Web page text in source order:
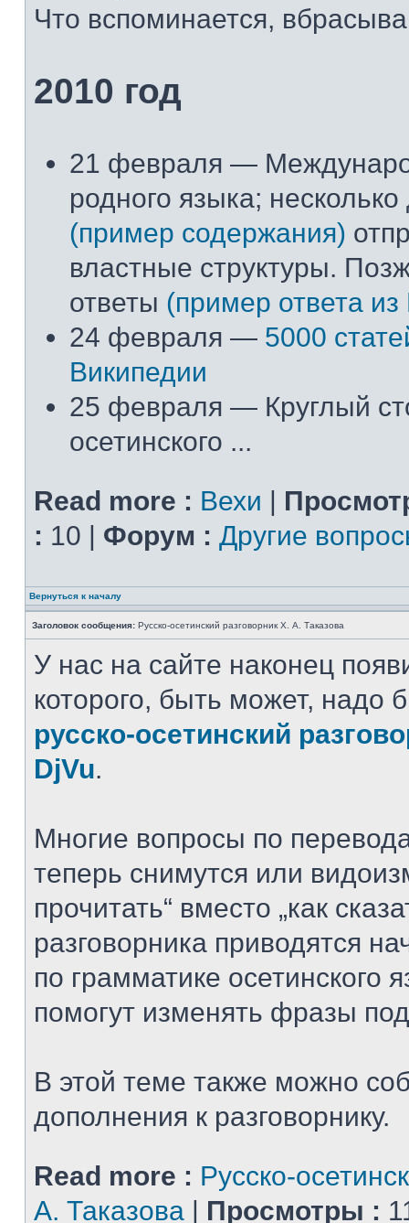
Что вспоминается,
2010 год
21 февраля —
родного языка;
(пример содержания)
властные структуры.
ответы (пример ответа
24 февраля — 5000
Википедии
25 февраля — Круглый
осетинского ...
Read more : Вехи |
: 10 | Форум : Другие
Вернуться к началу
Заголовок сообщения: Русско-осетинский разговорник Х. А. Таказова
У нас на сайте наконец
которого, быть может, надо
русско-осетинский
DjVu.
Многие вопросы по
теперь снимутся или
прочитать“ вместо „как
разговорника приводятся
по грамматике осетинского
помогут изменять фразы
В этой теме также можно
дополнения к разговорнику.
Read more : Русско-
А. Таказова | Просмотры :